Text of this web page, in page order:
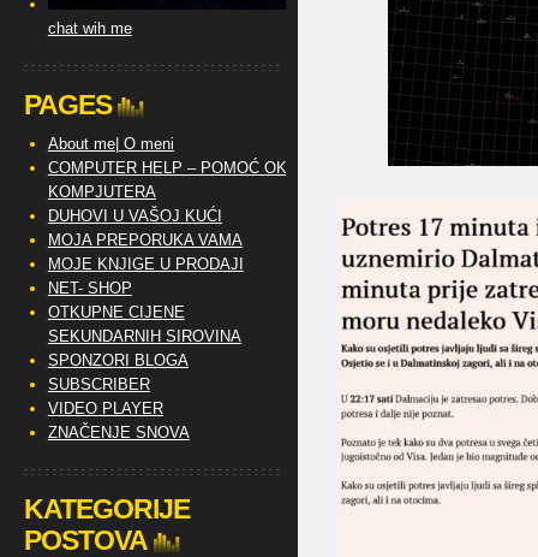
chat wih me
PAGES
About me| O meni
COMPUTER HELP – POMOĆ OKO
KOMPJUTERA
DUHOVI U VAŠOJ KUĆI
MOJA PREPORUKA VAMA
MOJE KNJIGE U PRODAJI
NET- SHOP
OTKUPNE CIJENE
SEKUNDARNIH SIROVINA
SPONZORI BLOGA
SUBSCRIBER
VIDEO PLAYER
ZNAČENJE SNOVA
KATEGORIJE
POSTOVA